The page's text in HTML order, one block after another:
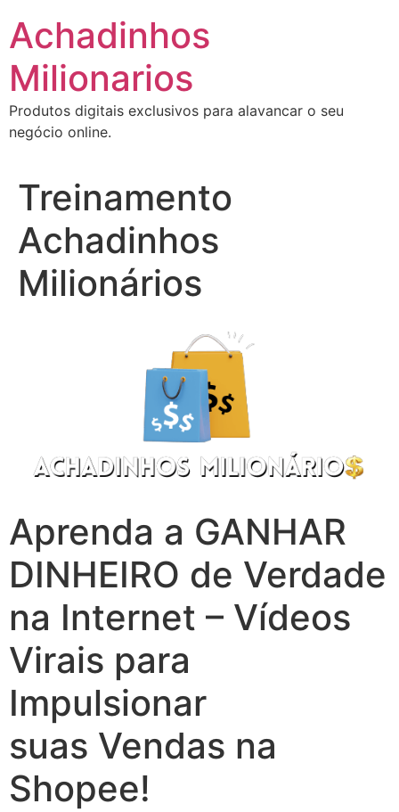
para
conteúdo
Achadinhos
Milionarios
Produtos digitais exclusivos para alavancar o seu
negócio online.
Treinamento
Achadinhos
Milionários
Aprenda a GANHAR
DINHEIRO de Verdade
na Internet – Vídeos
Virais para
Impulsionar
suas Vendas na
Shopee!